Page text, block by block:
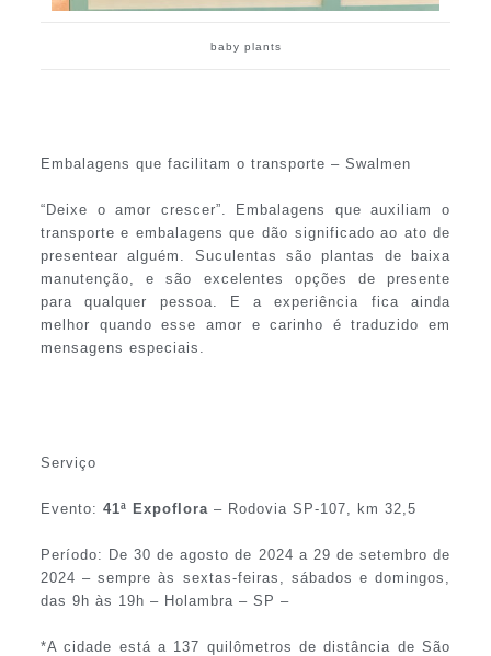
baby plants
Embalagens que facilitam o transporte – Swalmen
“Deixe o amor crescer”. Embalagens que auxiliam o
transporte e embalagens que dão significado ao ato de
presentear alguém. Suculentas são plantas de baixa
manutenção, e são excelentes opções de presente
para qualquer pessoa. E a experiência fica ainda
melhor quando esse amor e carinho é traduzido em
mensagens especiais.
Serviço
Evento: 41ª Expoflora – Rodovia SP-107, km 32,5
Período: De 30 de agosto de 2024 a 29 de setembro de
2024 – sempre às sextas-feiras, sábados e domingos,
das 9h às 19h – Holambra – SP –
*A cidade está a 137 quilômetros de distância de São